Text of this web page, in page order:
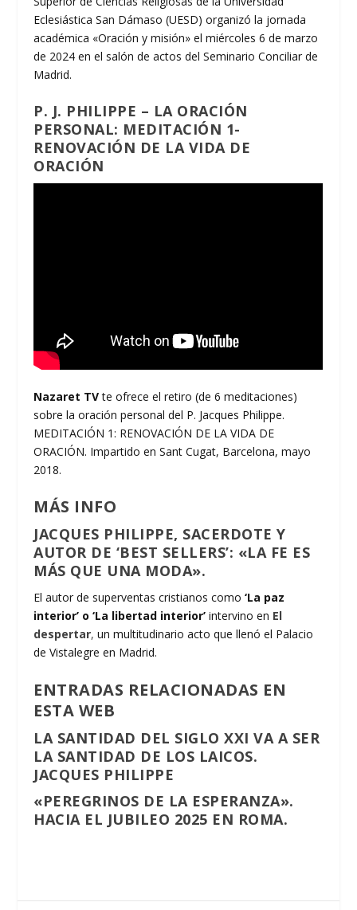
Eclesiástica San Dámaso (UESD) organizó la jornada
académica «Oración y misión» el miércoles 6 de marzo
de 2024 en el salón de actos del Seminario Conciliar de
Madrid.
P. J. PHILIPPE – LA ORACIÓN
PERSONAL: MEDITACIÓN 1-
RENOVACIÓN DE LA VIDA DE
ORACIÓN
Nazaret TVte ofrece el retiro (de 6 meditaciones)
sobre la oración personal del P. Jacques Philippe.
MEDITACIÓN 1: RENOVACIÓN DE LA VIDA DE
ORACIÓN. Impartido en Sant Cugat, Barcelona, mayo
2018.
MÁS INFO
JACQUES PHILIPPE, SACERDOTE Y
AUTOR DE ‘BEST SELLERS’: «LA FE ES
MÁS QUE UNA MODA».
El autor de superventas cristianos como‘La paz
interior’ o ‘La libertad interior’ intervino en El
despertar, un multitudinario acto que llenó el Palacio
de Vistalegre en Madrid.
ENTRADAS RELACIONADAS EN
ESTA WEB
LA SANTIDAD DEL SIGLO XXI VA A SER
LA SANTIDAD DE LOS LAICOS.
JACQUES PHILIPPE
«PEREGRINOS DE LA ESPERANZA».
HACIA EL JUBILEO 2025 EN ROMA.